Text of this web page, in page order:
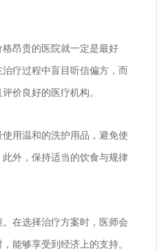
昂贵的医院就一定是最好
疗过程中盲目听信偏方，而
价良好的医疗机构。
用温和的洗护用品，避免使
外，保持适当的饮食与规律
在选择治疗方案时，医师会
能够享受到经济上的支持。